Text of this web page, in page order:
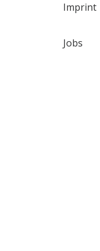
Imprint
Jobs